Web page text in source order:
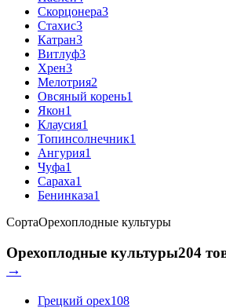
Скорцонера3
Стахис3
Катран3
Витлуф3
Хрен3
Мелотрия2
Овсяный корень1
Якон1
Клаусия1
Топинсолнечник1
Ангурия1
Чуфа1
Сараха1
Бенинказа1
СортаОрехоплодные культуры
Орехоплодные культуры204
→
Грецкий орех108